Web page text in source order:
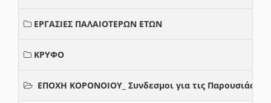
ΕΡΓΑΣΙΕΣ ΠΑΛΑΙΟΤΕΡΩΝ ΕΤΩΝ
ΚΡΥΦΟ
ΕΠΟΧΗ ΚΟΡΟΝΟΙΟΥ_ Συνδεσμοι για τις Παρουσιάσεις